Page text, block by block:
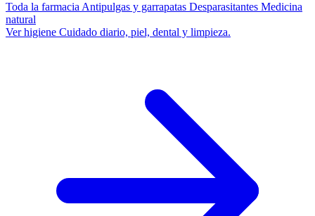
Toda la farmacia Antipulgas y garrapatas Desparasitantes Medicina
natural
Ver higiene Cuidado diario, piel, dental y limpieza.